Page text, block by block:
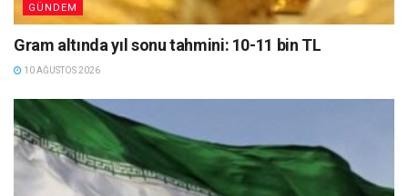
GÜNDEM
Gram altında yıl sonu tahmini: 10-11 bin TL
10 AĞUSTOS 2026